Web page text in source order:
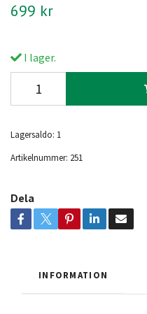
699 kr
I lager.
Lagersaldo: 1
Artikelnummer: 251
Dela
INFORMATION